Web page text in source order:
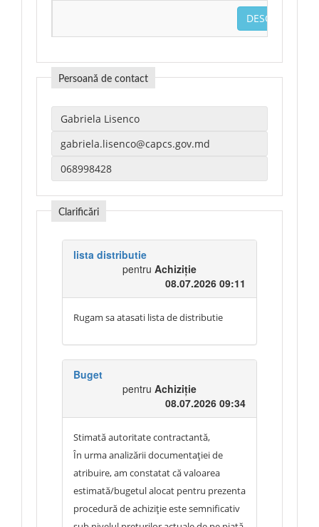
DESCARCA
Persoană de contact
Clarificări
lista distributie
pentru Achiziție
08.07.2026 09:11
Rugam sa atasati lista de distributie
Buget
pentru Achiziție
08.07.2026 09:34
Stimată autoritate contractantă,
În urma analizării documentației de
atribuire, am constatat că valoarea
estimată/bugetul alocat pentru prezenta
procedură de achiziție este semnificativ